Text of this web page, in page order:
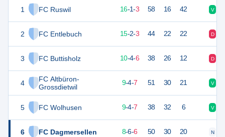
1 FC Ruswil
2 FC Entlebuch
3 FC Buttisholz
4
FC Altbüron-
Grossdietwil
5 FC Wolhusen
6 FC Dagmersellen
16-1-3 58 16 42 V
15-2-3 44 22 22 D
10-4-6 38 26 12 D
9-4-7 51 30 21 V
9-4-7 38 32 6 V
30 8-6-6 50 30 20 N